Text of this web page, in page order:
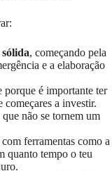
, começando pela
e a elaboração
porque é importante ter
começares a investir.
que não se tornem um
ferramentas como a
quanto tempo o teu